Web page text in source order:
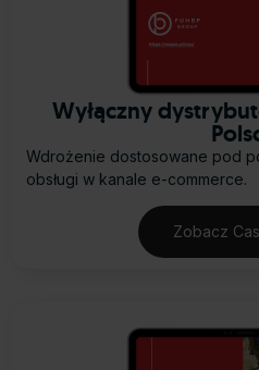
Wyłączny
Wdrożenie dostosowane pod
obsługi w kanale e-commerce.
Zobacz